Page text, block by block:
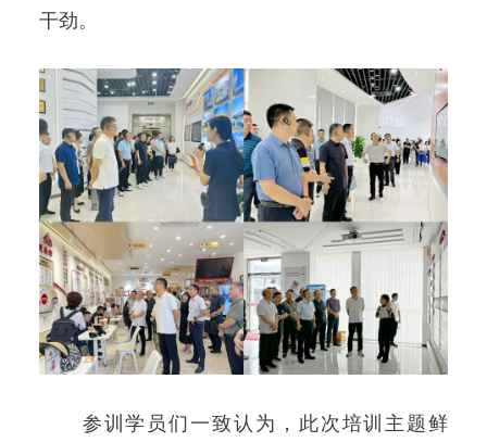
干劲。
参训学员们一致认为，此次培训主题鲜